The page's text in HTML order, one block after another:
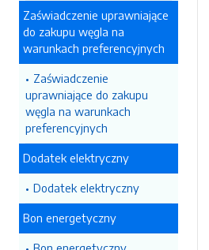
Zaświadczenie uprawniające
do zakupu węgla na
warunkach preferencyjnych
Zaświadczenie
uprawniające do zakupu
węgla na warunkach
preferencyjnych
Dodatek elektryczny
Dodatek elektryczny
Bon energetyczny